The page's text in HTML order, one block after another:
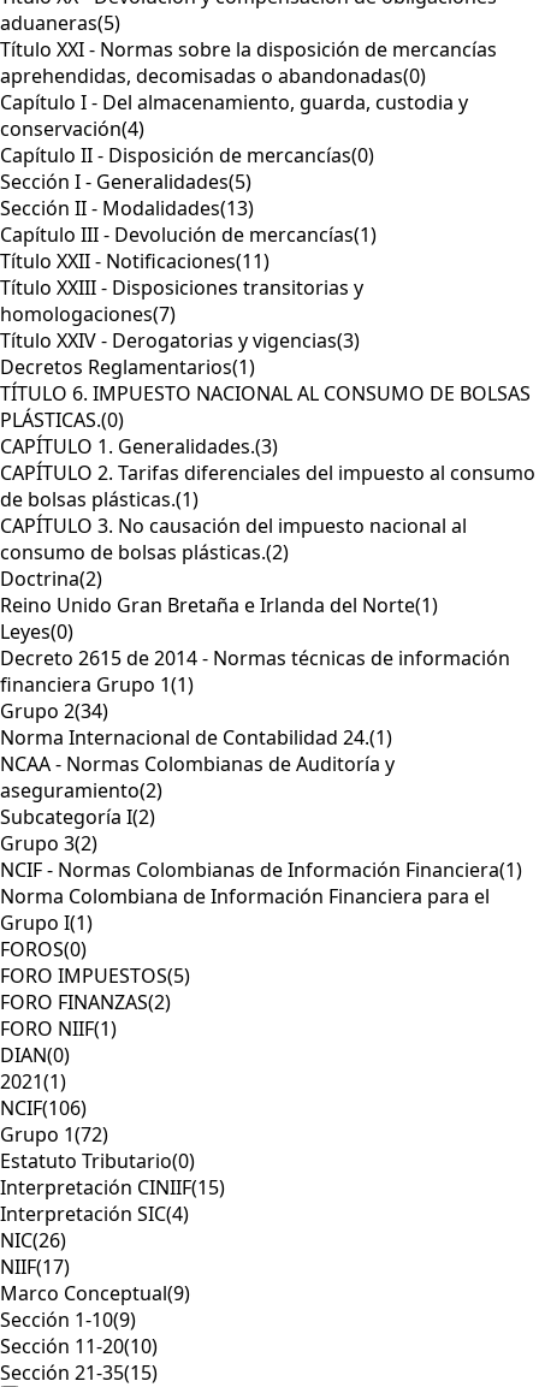
aduaneras(5)
Título XXI - Normas sobre la disposición de mercancías
aprehendidas, decomisadas o abandonadas(0)
Capítulo I - Del almacenamiento, guarda, custodia y
conservación(4)
Capítulo II - Disposición de mercancías(0)
Sección I - Generalidades(5)
Sección II - Modalidades(13)
Capítulo III - Devolución de mercancías(1)
Título XXII - Notificaciones(11)
Título XXIII - Disposiciones transitorias y
homologaciones(7)
Título XXIV - Derogatorias y vigencias(3)
Decretos Reglamentarios(1)
TÍTULO 6. IMPUESTO NACIONAL AL CONSUMO DE BOLSAS
PLÁSTICAS.(0)
CAPÍTULO 1. Generalidades.(3)
CAPÍTULO 2. Tarifas diferenciales del impuesto al consumo
de bolsas plásticas.(1)
CAPÍTULO 3. No causación del impuesto nacional al
consumo de bolsas plásticas.(2)
Doctrina(2)
Reino Unido Gran Bretaña e Irlanda del Norte(1)
Leyes(0)
Decreto 2615 de 2014 - Normas técnicas de información
financiera Grupo 1(1)
Grupo 2(34)
Norma Internacional de Contabilidad 24.(1)
NCAA - Normas Colombianas de Auditoría y
aseguramiento(2)
Subcategoría I(2)
Grupo 3(2)
NCIF - Normas Colombianas de Información Financiera(1)
Norma Colombiana de Información Financiera para el
Grupo I(1)
FOROS(0)
FORO IMPUESTOS(5)
FORO FINANZAS(2)
FORO NIIF(1)
DIAN(0)
2021(1)
NCIF(106)
Grupo 1(72)
Estatuto Tributario(0)
Interpretación CINIIF(15)
Interpretación SIC(4)
NIC(26)
NIIF(17)
Marco Conceptual(9)
Sección 1-10(9)
Sección 11-20(10)
Sección 21-35(15)